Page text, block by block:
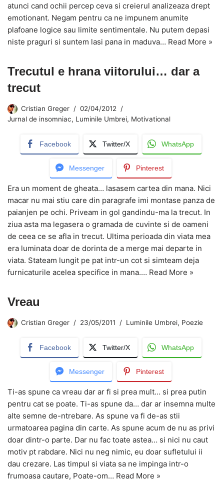
atunci cand ochii percep ceva si creierul analizeaza drept
emotionant. Negam pentru ca ne impunem anumite
plafoane logice sau limite sentimentale. Nu putem depasi
niste praguri si suntem lasi pana in maduva… Read More »
Trecutul e hrana viitorului… dar a
trecut
Cristian Greger
02/04/2012
Jurnal de insomniac, Luminile Umbrei, Motivational
Facebook Twitter/X WhatsApp
Messenger Pinterest
Era un moment de gheata… lasasem cartea din mana. Nici
macar nu mai stiu care din paragrafe imi montase panza de
paianjen pe ochi. Priveam in gol gandindu-ma la trecut. In
ziua asta ma legasera o gramada de cuvinte si de oameni
de ceea ce se afla in trecut. Ultima perioada din viata mea
era luminata doar de dorinta de a merge mai departe in
viata. Stateam lungit pe pat intr-un cot si simteam deja
furnicaturile acelea specifice in mana.… Read More »
Vreau
Cristian Greger 23/05/2011 Luminile Umbrei, Poezie
Facebook Twitter/X WhatsApp
Messenger Pinterest
Ti-as spune ca vreau dar ar fi si prea mult… si prea putin
pentru cat se poate. Ti-as spune da… dar ar insemna multe
alte semne de-ntrebare. As spune va fi de-as stii
urmatoarea pagina din carte. As spune acum de nu as privi
doar dintr-o parte. Dar nu fac toate astea… si nici nu caut
motiv pt rabdare. Nici nu neg nimic, eu doar sufletului ii
dau crezare. Las timpul si viata sa ne impinga intr-o
frumoasa cautare, Poate-om… Read More »